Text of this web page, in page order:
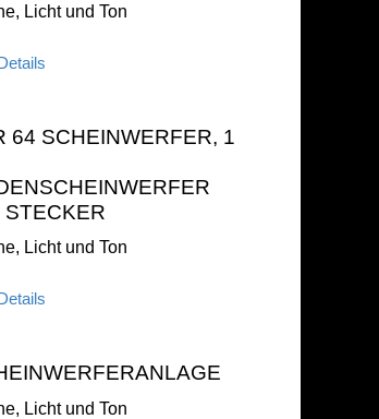
Licht und Ton
64 SCHEINWERFER, 1
STECKER
Licht und Ton
Licht und Ton